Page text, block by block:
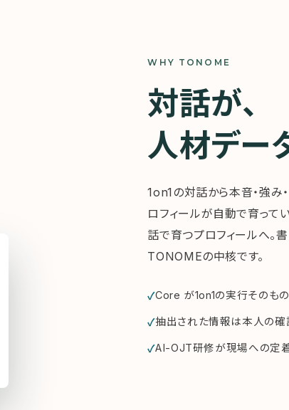
WHY TONOME
対話が、
人材デー
1on1の対話から本音・強み
ロフィールが自動で育って
話で育つプロフィールへ。
TONOMEの中核です。
Core が1on1の実行そのも
抽出された情報は本人の確
AI-OJT研修が現場への定